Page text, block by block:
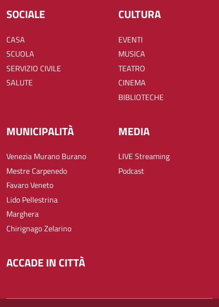
SOCIALE
CASA
SCUOLA
SERVIZIO CIVILE
SALUTE
CULTURA
EVENTI
MUSICA
TEATRO
CINEMA
BIBLIOTECHE
MUNICIPALITÀ
Venezia Murano Burano
Mestre Carpenedo
Favaro Veneto
Lido Pellestrina
Marghera
Chirignago Zelarino
MEDIA
LIVE Streaming
Podcast
ACCADE IN CITTÀ